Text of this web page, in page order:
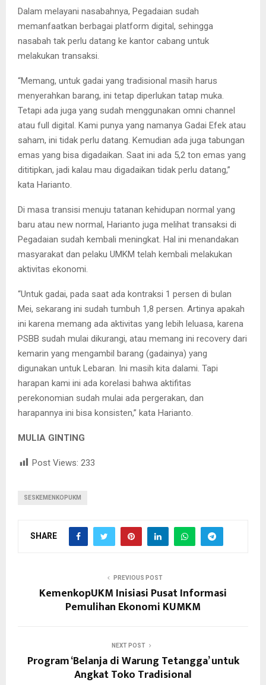
Dalam melayani nasabahnya, Pegadaian sudah
memanfaatkan berbagai platform digital, sehingga
nasabah tak perlu datang ke kantor cabang untuk
melakukan transaksi.
“Memang, untuk gadai yang tradisional masih harus
menyerahkan barang, ini tetap diperlukan tatap muka.
Tetapi ada juga yang sudah menggunakan omni channel
atau full digital. Kami punya yang namanya Gadai Efek atau
saham, ini tidak perlu datang. Kemudian ada juga tabungan
emas yang bisa digadaikan. Saat ini ada 5,2 ton emas yang
dititipkan, jadi kalau mau digadaikan tidak perlu datang,”
kata Harianto.
Di masa transisi menuju tatanan kehidupan normal yang
baru atau new normal, Harianto juga melihat transaksi di
Pegadaian sudah kembali meningkat. Hal ini menandakan
masyarakat dan pelaku UMKM telah kembali melakukan
aktivitas ekonomi.
“Untuk gadai, pada saat ada kontraksi 1 persen di bulan
Mei, sekarang ini sudah tumbuh 1,8 persen. Artinya apakah
ini karena memang ada aktivitas yang lebih leluasa, karena
PSBB sudah mulai dikurangi, atau memang ini recovery dari
kemarin yang mengambil barang (gadainya) yang
digunakan untuk Lebaran. Ini masih kita dalami. Tapi
harapan kami ini ada korelasi bahwa aktifitas
perekonomian sudah mulai ada pergerakan, dan
harapannya ini bisa konsisten,” kata Harianto.
MULIA GINTING
Post Views: 233
SESKEMENKOPUKM
SHARE
PREVIOUS POST
KemenkopUKM Inisiasi Pusat Informasi
Pemulihan Ekonomi KUMKM
NEXT POST
Program ‘Belanja di Warung Tetangga’ untuk
Angkat Toko Tradisional